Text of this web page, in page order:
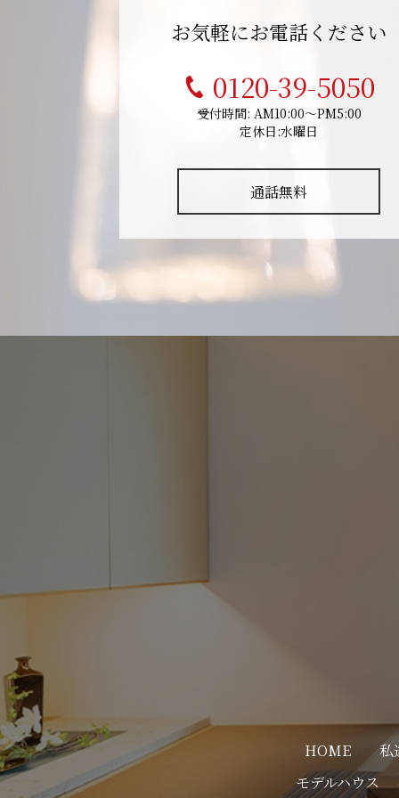
お気軽にお電話ください
0120-39-5050
受付時間: AM10:00～PM5:00
定休日:水曜日
通話無料
HOME
私
モデルハウス